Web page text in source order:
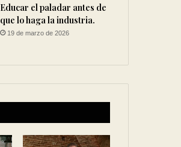
Educar el paladar antes de
que lo haga la industria.
19 de marzo de 2026